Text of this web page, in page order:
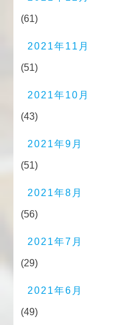
(61)
2021年11月
(51)
2021年10月
(43)
2021年9月
(51)
2021年8月
(56)
2021年7月
(29)
2021年6月
(49)